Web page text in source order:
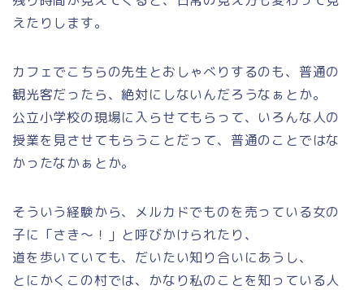
えたりします。
カフェでこちらの先生とおしゃべりするのも、普通の
観光客だったら、絶対にしないんだろうなぁとか。
公立小学校の現場に入らせてもらって、いろんな人の
授業を見させてもらうことだって、普通のことではな
かったなかぁとか。
そういう経験から、メルカドでものを売っている女の
子に「さき～！」と呼びかけられたり、
道を歩いていても、だいたい知り合いにあうし、
とにかくこの村では、かなり私のことを知っている人